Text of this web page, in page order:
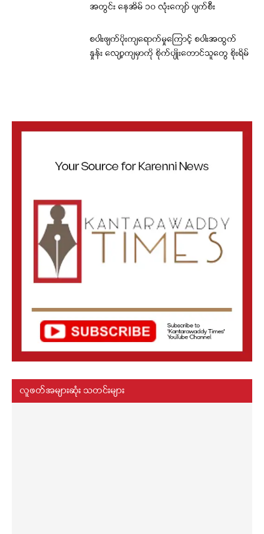
အတွင်း နေအိမ် ၁၀ လုံးကျော် ပျက်စီး
စပါးဖျက်ပိုးကျရောက်မှုကြောင့် စပါးအထွက်
နှုန်း လျော့ကျမှာကို စိုက်ပျိုးတောင်သူတွေ စိုးရိမ်
လူဖတ်အများဆုံး သတင်းများ